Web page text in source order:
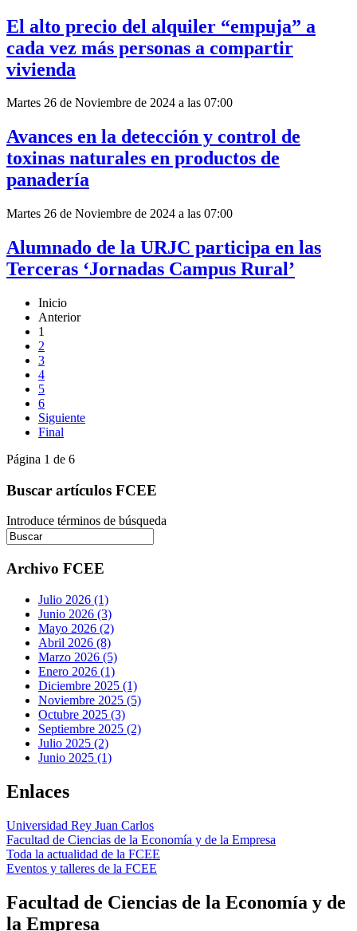
El alto precio del alquiler “empuja” a
cada vez más personas a compartir
vivienda
Martes 26 de Noviembre de 2024 a las 07:00
Avances en la detección y control de
toxinas naturales en productos de
panadería
Martes 26 de Noviembre de 2024 a las 07:00
Alumnado de la URJC participa en las
Terceras ‘Jornadas Campus Rural’
Inicio
Anterior
1
2
3
4
5
6
Siguiente
Final
Página 1 de 6
Buscar artículos FCEE
Introduce términos de búsqueda
Archivo FCEE
Julio 2026 (1)
Junio 2026 (3)
Mayo 2026 (2)
Abril 2026 (8)
Marzo 2026 (5)
Enero 2026 (1)
Diciembre 2025 (1)
Noviembre 2025 (5)
Octubre 2025 (3)
Septiembre 2025 (2)
Julio 2025 (2)
Junio 2025 (1)
Enlaces
Universidad Rey Juan Carlos
Facultad de Ciencias de la Economía y de la Empresa
Toda la actualidad de la FCEE
Eventos y talleres de la FCEE
Facultad de Ciencias de la Economía y de
la Empresa